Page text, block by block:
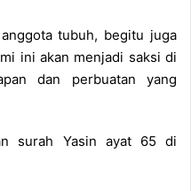
tubuh, begitu juga
ini akan menjadi saksi di
dan perbuatan yang
surah Yasin ayat 65 di